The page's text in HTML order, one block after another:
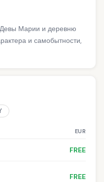
Марии и деревню
и самобытности,
EUR
FREE
FREE